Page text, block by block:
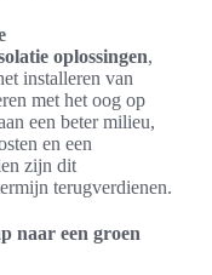
oplossingen,
installeren van
met het oog op
een beter milieu,
en een
zijn dit
terugverdienen.
naar een groen